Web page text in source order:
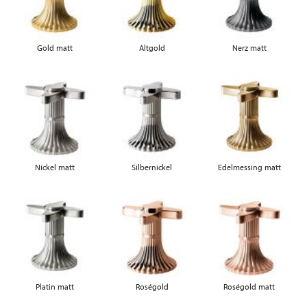
Gold matt Altgold Nerz matt
Nickel matt Silbernickel Edelmessing matt
Platin matt Roségold Roségold matt